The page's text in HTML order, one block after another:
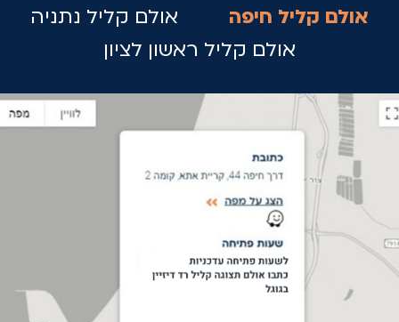
אולם קליל חיפה
אולם קליל נתניה
אולם קליל ראשון לציון